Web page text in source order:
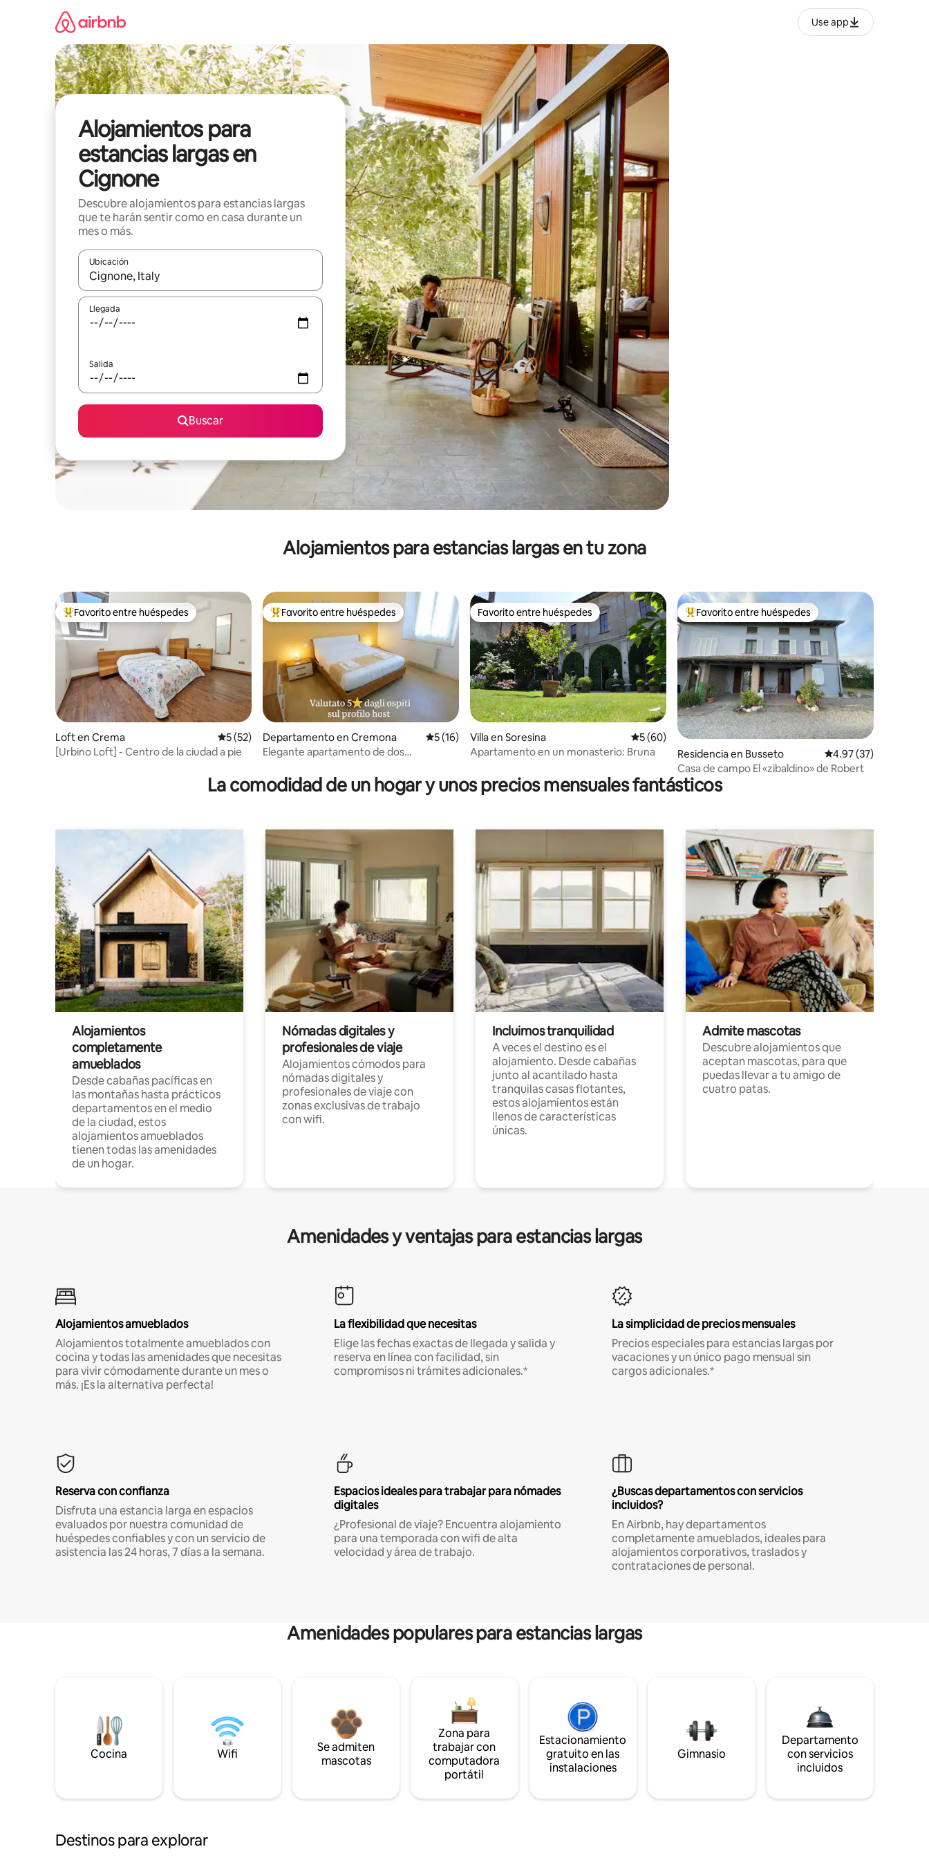
Use app
Alojamientos para
estancias largas en
Cignone
Descubre alojamientos para estancias largas
que te harán sentir como en casa durante un
mes o más.
Ubicación
Cuando los resultados estén disponibles, podrás navegar usando las teclas de las flechas hacia arriba y hacia abajo, o bien tocando y deslizando la pantalla.
Llegada
Salida
Buscar
Alojamientos para estancias largas en tu zona
De los mejores en Favorito entre huéspedes
Favorito entre huéspedes
Loft en Crema Calificación promedio: 5 de 5; 52 evaluaciones
5 (52)
[Urbino Loft] - Centro de la ciudad a pie
De los mejores en Favorito entre huéspedes
Favorito entre huéspedes
Departamento en Cremona Calificación promedio: 5 de 5; 16 evaluaciones
5 (16)
Elegante apartamento de dos
con 5 estrellas
Favorito entre huéspedes
Favorito entre huéspedes
Villa en Soresina Calificación promedio: 5 de 5; 60 evaluaciones
5 (60)
Apartamento en un monasterio: Bruna
De los mejores en Favorito entre huéspedes
Favorito entre huéspedes
Residencia en Busseto Calificación
4.97 (37)
Casa de campo El «zibaldino» de Robert
La comodidad de un hogar y unos precios mensuales fantásticos
Alojamientos
completamente
amueblados
Desde cabañas pacíficas en
las montañas hasta prácticos
departamentos en el medio
de la ciudad, estos
alojamientos amueblados
tienen todas las amenidades
de un hogar.
Nómadas digitales y
profesionales de viaje
Alojamientos cómodos para
nómadas digitales y
profesionales de viaje con
zonas exclusivas de trabajo
con wifi.
Incluimos tranquilidad
A veces el destino es el
alojamiento. Desde cabañas
junto al acantilado hasta
tranquilas casas flotantes,
estos alojamientos están
llenos de características
únicas.
Admite mascotas
Descubre alojamientos que
aceptan mascotas, para que
puedas llevar a tu amigo de
cuatro patas.
Amenidades y ventajas para estancias largas
Alojamientos amueblados
Alojamientos totalmente amueblados con
cocina y todas las amenidades que necesitas
para vivir cómodamente durante un mes o
más. ¡Es la alternativa perfecta!
La flexibilidad que necesitas
Elige las fechas exactas de llegada y salida y
reserva en línea con facilidad, sin
compromisos ni trámites adicionales.*
La simplicidad de precios mensuales
Precios especiales para estancias largas por
vacaciones y un único pago mensual sin
cargos adicionales.*
Reserva con confianza
Disfruta una estancia larga en espacios
evaluados por nuestra comunidad de
huéspedes confiables y con un servicio de
asistencia las 24 horas, 7 días a la semana.
Espacios ideales para trabajar para nómades
digitales
¿Profesional de viaje? Encuentra alojamiento
para una temporada con wifi de alta
velocidad y área de trabajo.
¿Buscas departamentos con servicios
incluidos?
En Airbnb, hay departamentos
completamente amueblados, ideales para
alojamientos corporativos, traslados y
contrataciones de personal.
Amenidades populares para estancias largas
Cocina Wifi
Se admiten
mascotas
Zona para
trabajar con
computadora
portátil
Estacionamiento
gratuito en las
instalaciones
Gimnasio
Departamento
con servicios
incluidos
Destinos para explorar